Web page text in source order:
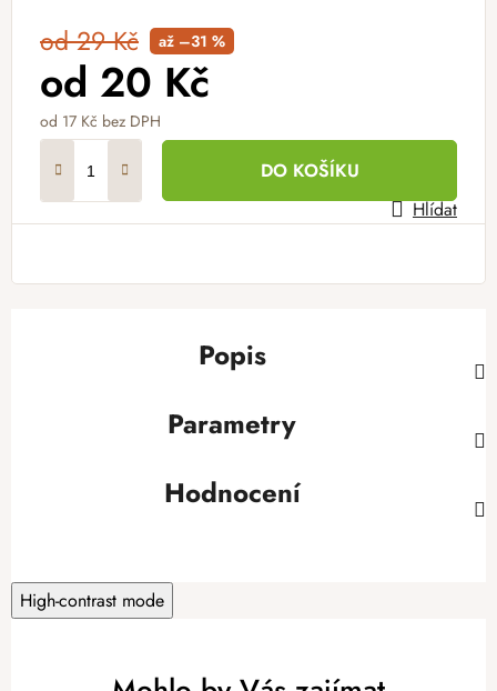
od 29 Kč až –31 %
od 20 Kč
od 17 Kč bez DPH
DO KOŠÍKU
Hlídat
Popis
Parametry
Hodnocení
High-contrast mode